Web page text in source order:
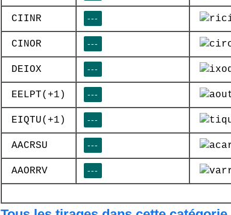
CIINR ---
CINOR ---
DEIOX ---
EELPT(+1) ---
EIQTU(+1) ---
AACRSU ---
AAORRV ---